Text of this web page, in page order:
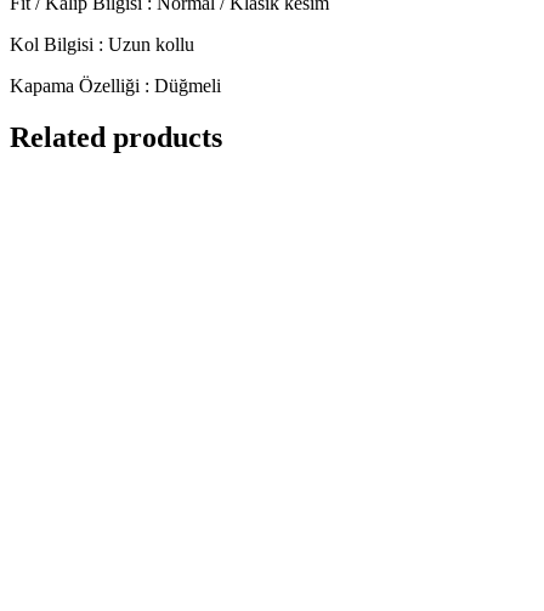
Kol Bilgisi : Uzun kollu
Kapama Özelliği : Düğmeli
Related products